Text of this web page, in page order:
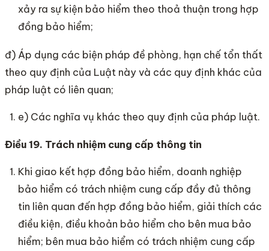
xảy ra sự kiện bảo hiểm theo thoả thuận trong hợp
đồng bảo hiểm;
đ) Áp dụng các biện pháp đề phòng, hạn chế tổn thất
theo quy định của Luật này và các quy định khác của
pháp luật có liên quan;
e) Các nghĩa vụ khác theo quy định của pháp luật.
Điều 19. Trách nhiệm cung cấp thông tin
Khi giao kết hợp đồng bảo hiểm, doanh nghiệp
bảo hiểm có trách nhiệm cung cấp đầy đủ thông
tin liên quan đến hợp đồng bảo hiểm, giải thích các
điều kiện, điều khoản bảo hiểm cho bên mua bảo
hiểm; bên mua bảo hiểm có trách nhiệm cung cấp